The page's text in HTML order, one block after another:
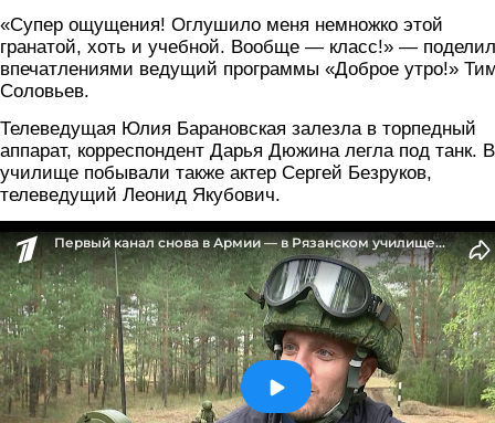
«Супер ощущения! Оглушило меня немножко этой
гранатой, хоть и учебной. Вообще — класс!» —
впечатлениями ведущий программы «Доброе утро!»
Соловьев.
Телеведущая Юлия Барановская залезла в торпедный
аппарат, корреспондент Дарья Дюжина легла под танк. В
училище побывали также актер Сергей Безруков,
телеведущий Леонид Якубович.